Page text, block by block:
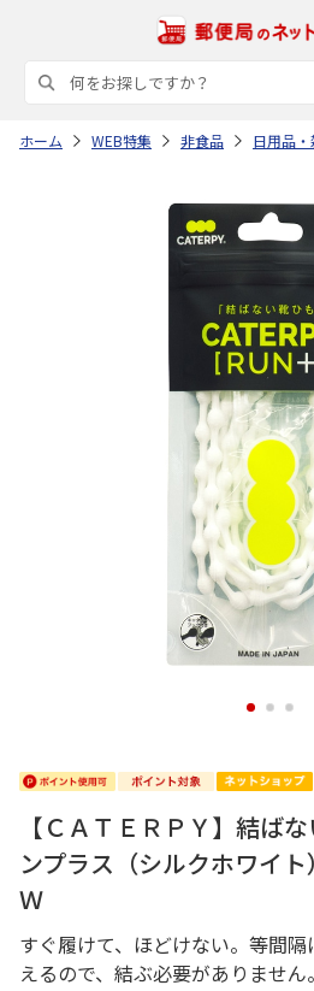
ホーム WEB特集 非食品 日用品
1 2 3
【ＣＡＴＥＲＰＹ】結ば
ンプラス（シルクホワイ
Ｗ
すぐ履けて、ほどけない。等間
えるので、結ぶ必要がありません。